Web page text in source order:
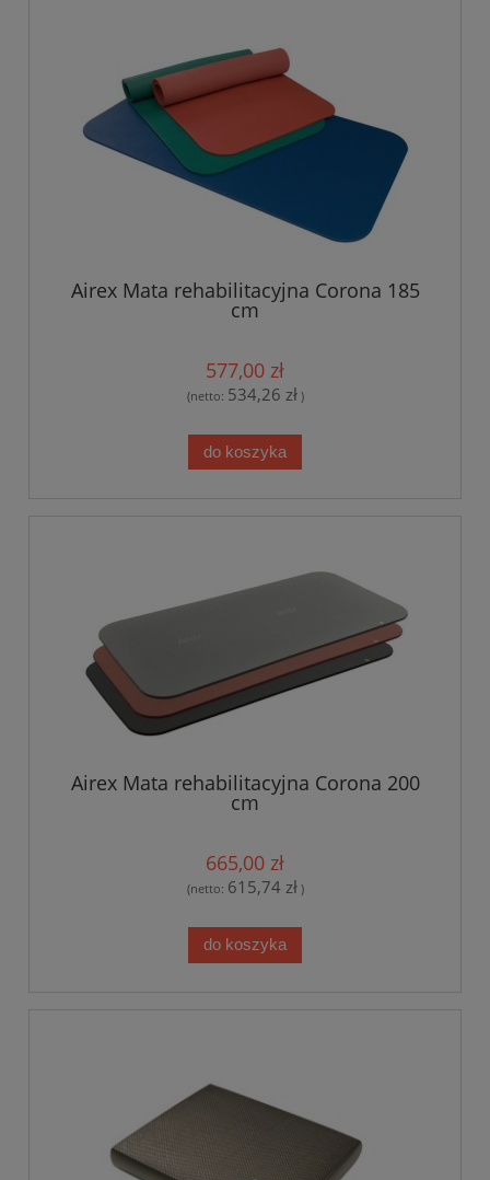
Airex Mata rehabilitacyjna Corona 185
cm
577,00 zł
(netto: 534,26 zł)
do koszyka
Airex Mata rehabilitacyjna Corona 200
cm
665,00 zł
(netto: 615,74 zł)
do koszyka